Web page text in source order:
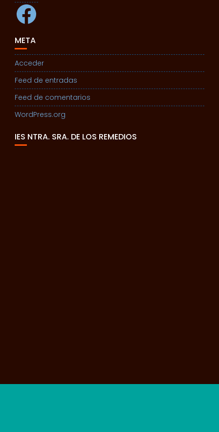
Facebook
META
Acceder
Feed de entradas
Feed de comentarios
WordPress.org
IES NTRA. SRA. DE LOS REMEDIOS